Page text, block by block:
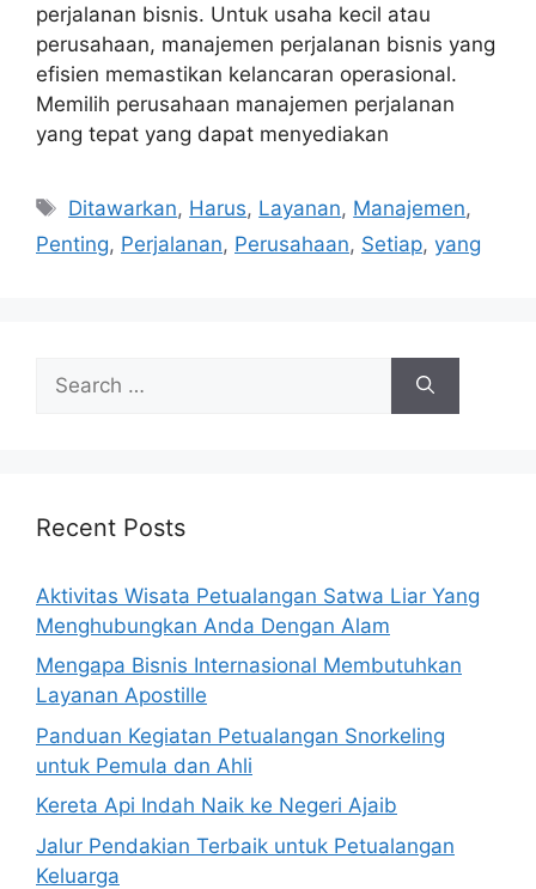
perjalanan bisnis. Untuk usaha kecil atau
perusahaan, manajemen perjalanan bisnis yang
efisien memastikan kelancaran operasional.
Memilih perusahaan manajemen perjalanan
yang tepat yang dapat menyediakan
Tags
Ditawarkan, Harus, Layanan, Manajemen,
Penting, Perjalanan, Perusahaan, Setiap, yang
for:
Recent Posts
Aktivitas Wisata Petualangan Satwa Liar Yang
Menghubungkan Anda Dengan Alam
Mengapa Bisnis Internasional Membutuhkan
Layanan Apostille
Panduan Kegiatan Petualangan Snorkeling
untuk Pemula dan Ahli
Kereta Api Indah Naik ke Negeri Ajaib
Jalur Pendakian Terbaik untuk Petualangan
Keluarga